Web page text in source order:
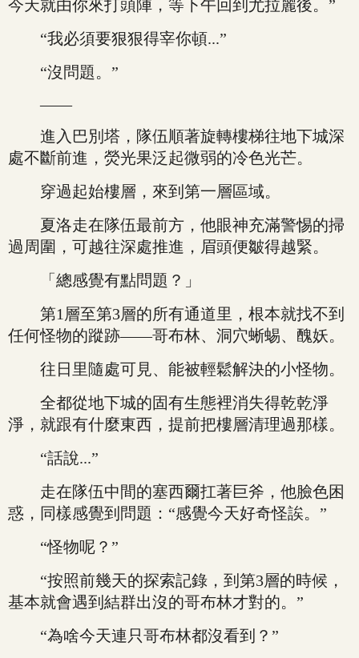
今天就由你來打頭陣，等下午回到尤拉麗後。”
“我必須要狠狠得宰你頓...”
“沒問題。”
——
進入巴別塔，隊伍順著旋轉樓梯往地下城深
處不斷前進，熒光果泛起微弱的冷色光芒。
穿過起始樓層，來到第一層區域。
夏洛走在隊伍最前方，他眼神充滿警惕的掃
過周圍，可越往深處推進，眉頭便皺得越緊。
「總感覺有點問題？」
第1層至第3層的所有通道里，根本就找不到
任何怪物的蹤跡——哥布林、洞穴蜥蜴、醜妖。
往日里隨處可見、能被輕鬆解決的小怪物。
全都從地下城的固有生態裡消失得乾乾淨
淨，就跟有什麼東西，提前把樓層清理過那樣。
“話說...”
走在隊伍中間的塞西爾扛著巨斧，他臉色困
惑，同樣感覺到問題：“感覺今天好奇怪誒。”
“怪物呢？”
“按照前幾天的探索記錄，到第3層的時候，
基本就會遇到結群出沒的哥布林才對的。”
“為啥今天連只哥布林都沒看到？”